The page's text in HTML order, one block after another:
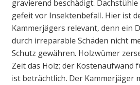
gravierend beschädigt.
gefeit vor Insektenbefall. Hier ist
Kammerjägers relevant, denn ein
durch irreparable Schäden nicht
Schutz gewähren. Holzwümer
Zeit das Holz; der Kostenaufwand
ist beträchtlich. Der Kammerjäger